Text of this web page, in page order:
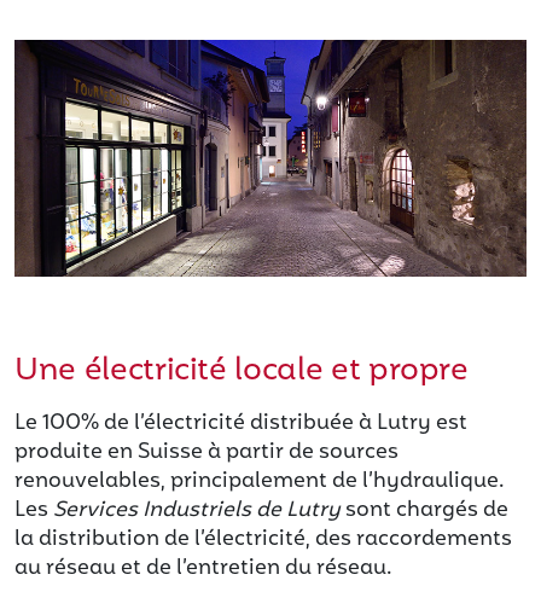
Une électricité locale et propre
Le 100% de l’électricité distribuée à Lutry est
produite en Suisse à partir de sources
renouvelables, principalement de l’hydraulique.
Les Services Industriels de Lutrysont chargés de
la distribution de l’électricité, des raccordements
au réseau et de l’entretien du réseau.